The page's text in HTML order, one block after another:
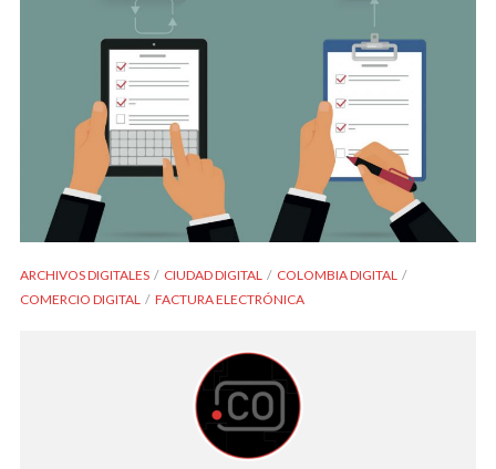
ARCHIVOS DIGITALES CIUDAD DIGITAL
COLOMBIA DIGITAL
COMERCIO DIGITAL
FACTURA ELECTRÓNICA